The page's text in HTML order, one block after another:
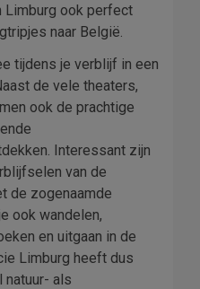
Limburg ook perfect
naar België.
tijdens je verblijf in een
de vele theaters,
ook de prachtige
Interessant zijn
van de
de zogenaamde
ook wandelen,
en uitgaan in de
Limburg heeft dus
als